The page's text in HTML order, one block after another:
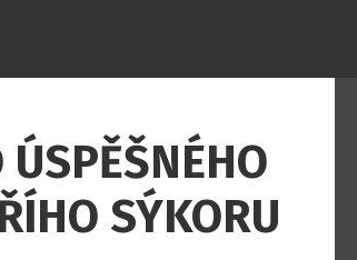
ÚSPĚŠNÉHO
SÝKORU